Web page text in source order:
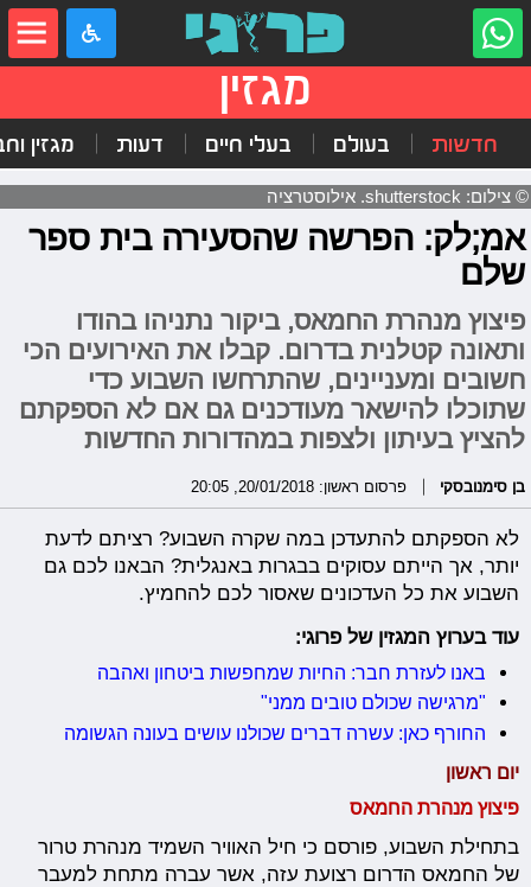
מגזין
חדשות בעולם בעלי חיים דעות מגזין
© צילום: shutterstock. אילוסטרציה
אמ;לק: הפרשה שהסעירה בית ספר
שלם
פיצוץ מנהרת החמאס, ביקור נתניהו בהודו
ותאונה קטלנית בדרום. קבלו את האירועים הכי
חשובים ומעניינים, שהתרחשו השבוע כדי
שתוכלו להישאר מעודכנים גם אם לא הספקתם
להציץ בעיתון ולצפות במהדורות החדשות
בן סימנובסקי פרסום ראשון: 20/01/2018, 20:05
לא הספקתם להתעדכן במה שקרה השבוע? רציתם לדעת
יותר, אך הייתם עסוקים בבגרות באנגלית? הבאנו לכם גם
השבוע את כל העדכונים שאסור לכם להחמיץ.
עוד בערוץ המגזין של פרוגי:
באנו לעזרת חבר: החיות שמחפשות ביטחון ואהבה
"מרגישה שכולם טובים ממני"
החורף כאן: עשרה דברים שכולנו עושים בעונה הגשומה
יום ראשון
פיצוץ מנהרת החמאס
בתחילת השבוע, פורסם כי חיל האוויר השמיד מנהרת טרור
של החמאס הדרום רצועת עזה, אשר עברה מתחת למעבר